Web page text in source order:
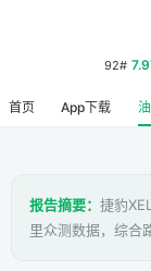
92#
首页 App下载
报告摘要： 捷豹
里众测数据，综合